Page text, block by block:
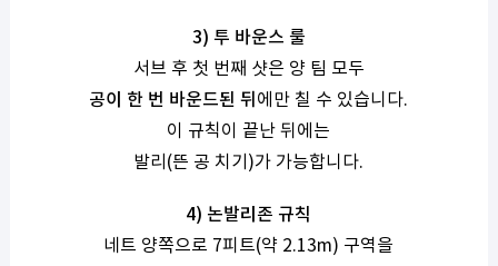
3) 투 바운스 룰
서브 후 첫 번째 샷은 양 팀 모두
공이 한 번 바운드된 뒤 에만 칠 수 있습니다.
이 규칙이 끝난 뒤에는
발리(뜬 공 치기)가 가능합니다.
4) 논발리존 규칙
네트 양쪽으로 7피트(약 2.13m) 구역을